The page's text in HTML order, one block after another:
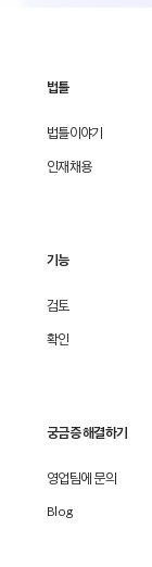
법틀
법틀이야기
인재채용
기능
검토
확인
궁금증 해결하기
영업팀에 문의
Blog